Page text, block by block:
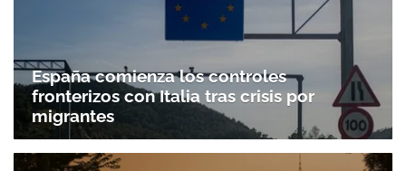
España comienza los controles
fronterizos con Italia tras crisis por
migrantes